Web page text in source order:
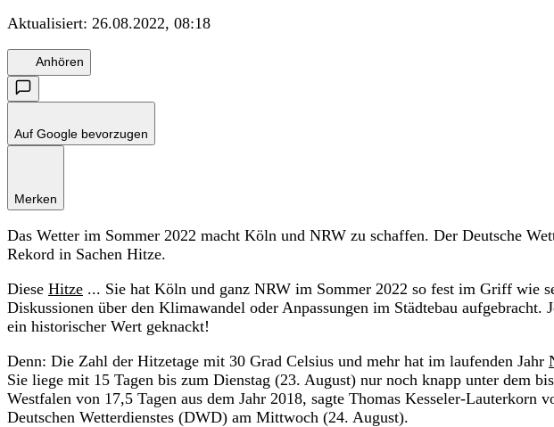
Aktualisiert: 26.08.2022, 08:18
Anhören
Auf Google bevorzugen
Merken
Das Wetter im Sommer 2022 macht Köln und NRW zu schaffen. Der Deutsche
Rekord in Sachen Hitze.
Diese Hitze ... Sie hat Köln und ganz NRW im Sommer 2022 so fest im Griff wie
Diskussionen über den Klimawandel oder Anpassungen im Städtebau
ein historischer Wert geknackt!
Denn: Die Zahl der Hitzetage mit 30 Grad Celsius und mehr hat im laufenden Jahr
Sie liege mit 15 Tagen bis zum Dienstag (23. August) nur noch knapp unter dem
Westfalen von 17,5 Tagen aus dem Jahr 2018, sagte Thomas Kesseler-Lauterkorn
Deutschen Wetterdienstes (DWD) am Mittwoch (24. August).